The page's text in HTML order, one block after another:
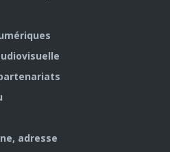
adresse